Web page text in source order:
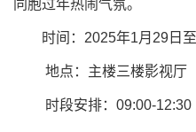
同胞过年热闹气氛。
时间：2025年1月29日至
地点：主楼三楼影视厅
时段安排：09:00-12:30